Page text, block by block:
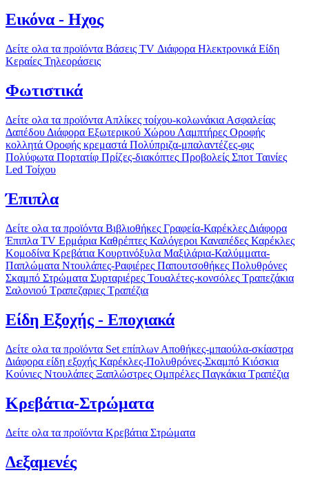
Εικόνα - Ηχος
Δείτε ολα τα προϊόντα Βάσεις TV Διάφορα Ηλεκτρονικά Είδη
Κεραίες Τηλεοράσεις
Φωτιστικά
Δείτε ολα τα προϊόντα Απλίκες τοίχου-κολωνάκια Ασφαλείας
Δαπέδου Διάφορα Εξωτερικού Χώρου Λαμπτήρες Οροφής
κολλητά Οροφής κρεμαστά Πολύπριζα-μπαλαντέζες-φις
Πολύφωτα Πορτατίφ Πρίζες-διακόπτες Προβολείς Σποτ Ταινίες
Led Τοίχου
Έπιπλα
Δείτε ολα τα προϊόντα Βιβλιοθήκες Γραφεία-Καρέκλες Διάφορα
Έπιπλα TV Ερμάρια Καθρέπτες Καλόγεροι Καναπέδες Καρέκλες
Κομοδίνα Κρεβάτια Κουρτινόξυλα Μαξιλάρια-Καλύμματα-
Παπλώματα Ντουλάπες-Ραφιέρες Παπουτσοθήκες Πολυθρόνες
Σκαμπό Στρώματα Συρταριέρες Τουαλέτες-κονσόλες Τραπεζάκια
Σαλονιού Τραπεζαριες Τραπέζια
Είδη Εξοχής - Εποχιακά
Δείτε ολα τα προϊόντα Set επίπλων Αποθήκες-μπαούλα-σκίαστρα
Διάφορα είδη εξοχής Καρέκλες-Πολυθρόνες-Σκαμπό Κιόσκια
Κούνιες Ντουλάπες Ξαπλώστρες Ομπρέλες Παγκάκια Τραπέζια
Κρεβάτια-Στρώματα
Δείτε ολα τα προϊόντα Κρεβάτια Στρώματα
Δεξαμενές